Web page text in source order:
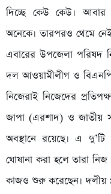
দিচ্ছে কেউ কেউ। আবার
অনেকে। তারপরও থেমে নেই
এবারের উপজেলা পরিষদ
দল আওয়ামীলীগ ও
নিজেরাই নিজেদের
জাপা (এরশাদ) ও জাতীয়
অবস্থানে রয়েছে। এ
ঘোষানা করা হলে তারা
কাজও শুরু করেছেন। দলীয়